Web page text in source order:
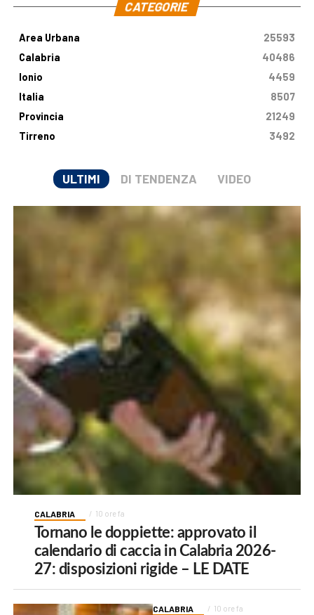
CATEGORIE
Area Urbana
25593
Calabria
40486
Ionio
4459
Italia
8507
Provincia
21249
Tirreno
3492
ULTIMI DI TENDENZA VIDEO
CALABRIA 10 ore fa
Tornano le doppiette: approvato il
calendario di caccia in Calabria 2026-
27: disposizioni rigide – LE DATE
CALABRIA 10 ore fa